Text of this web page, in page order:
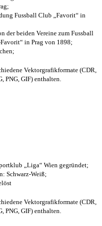
Fussball Club „Favorit“ in
der beiden Vereine zum Fussball
in Prag von 1898;
Vektorgrafikformate (CDR,
PNG, GIF) enthalten.
„Liga“ Wien gegründet;
Schwarz-Weiß;
Vektorgrafikformate (CDR,
PNG, GIF) enthalten.